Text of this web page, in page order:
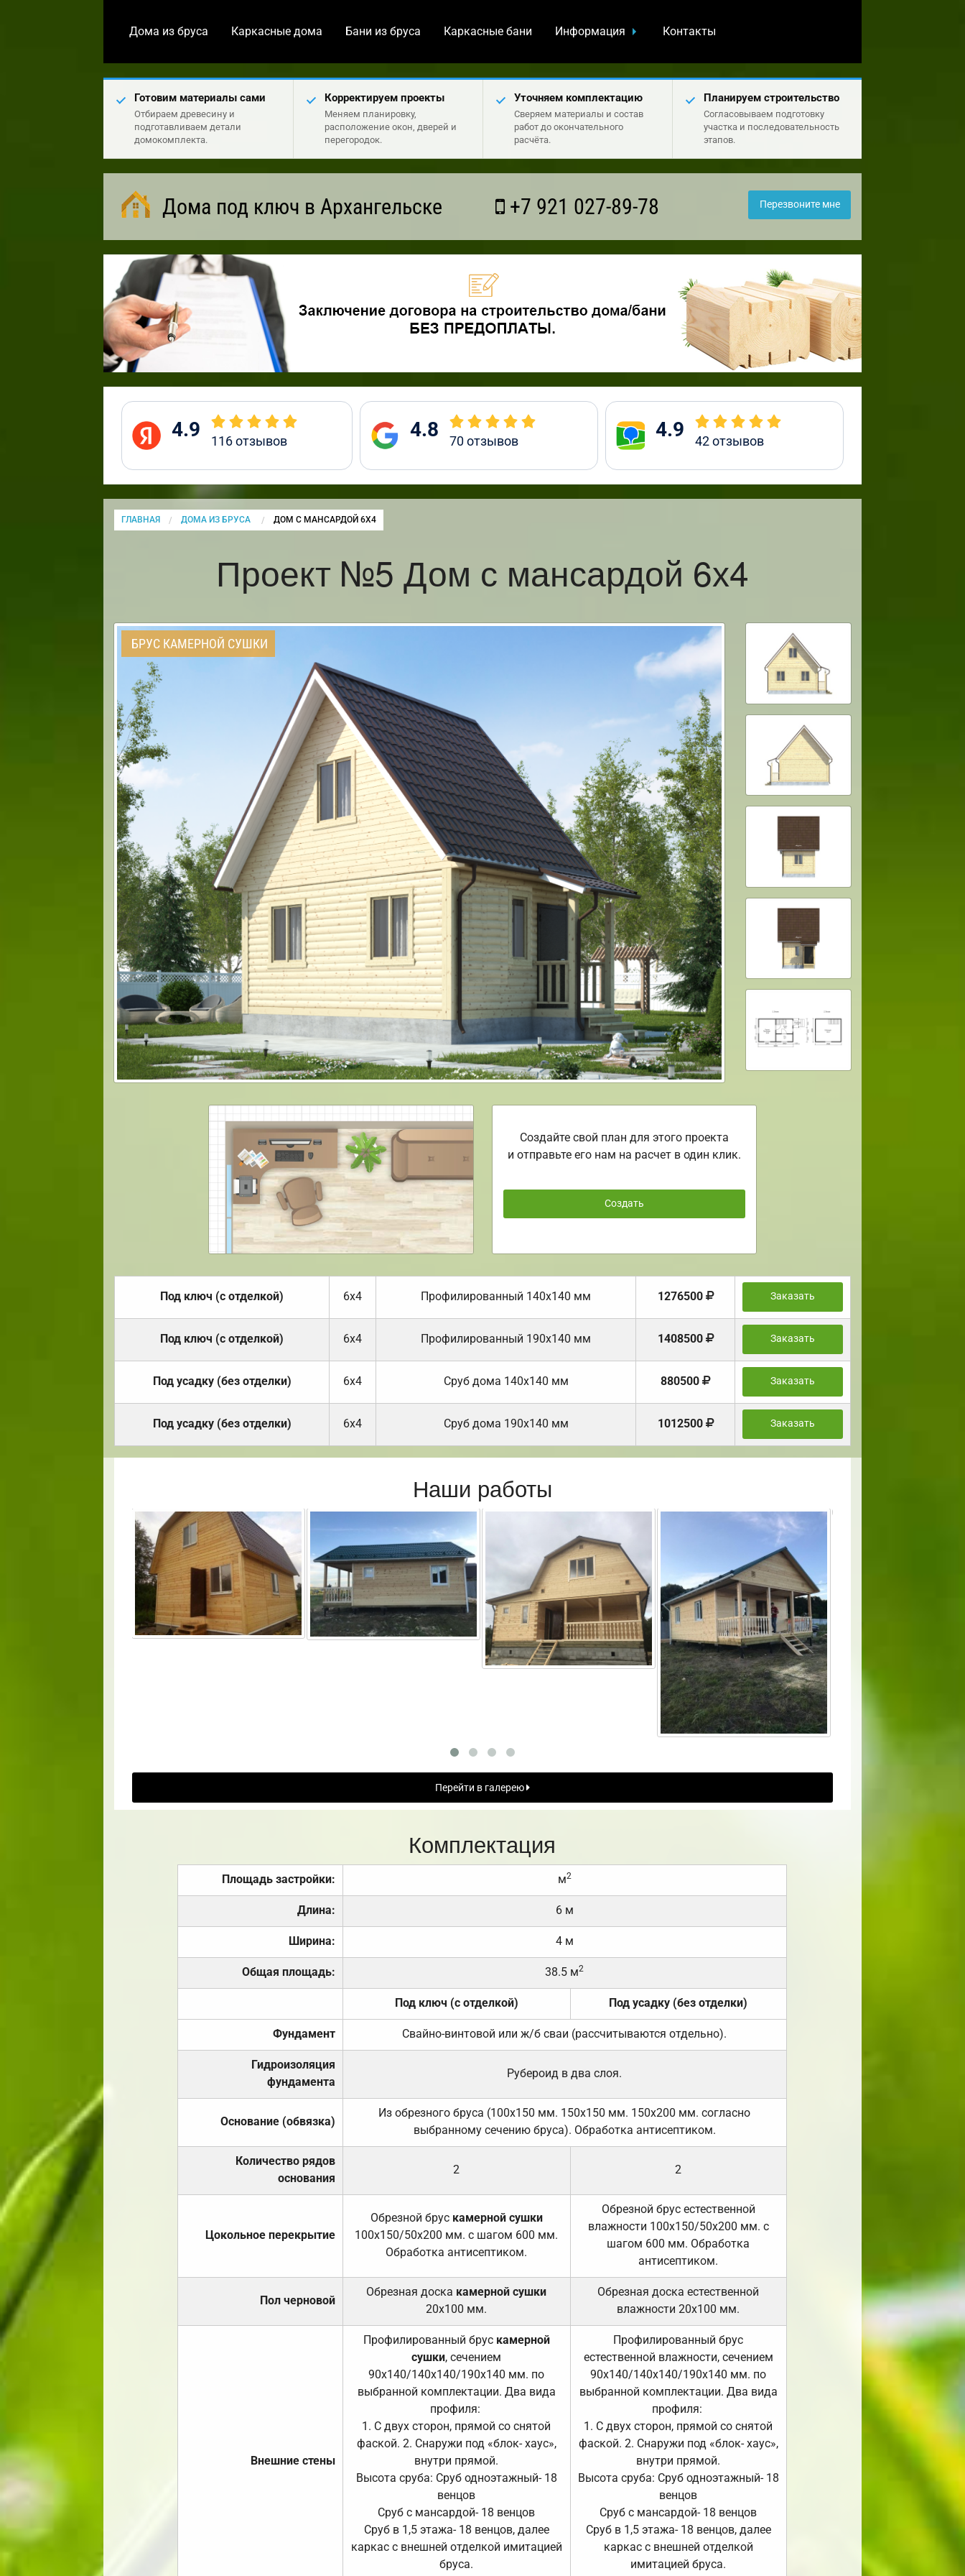
Дома из бруса Каркасные дома Бани из бруса Каркасные бани Информация Контакты
Готовим материалы сами
Отбираем древесину и
подготавливаем детали
домокомплекта.
Корректируем проекты
Меняем планировку,
расположение окон, дверей и
перегородок.
Уточняем комплектацию
Сверяем материалы и состав
работ до окончательного
расчёта.
Планируем строительство
Согласовываем подготовку
участка и последовательность
этапов.
Дома под ключ в Архангельске +7 921 027-89-78 Перезвоните мне
4.9 116отзывов 4.8 70отзывов 4.9 42отзывов
ГЛАВНАЯ ДОМА ИЗ БРУСА CURRENT:
ДОМ С МАНСАРДОЙ 6Х4
Проект №5 Дом с мансардой 6х4
БРУС КАМЕРНОЙ СУШКИ
Создайте свой план для этого проекта
и отправьте его нам на расчет в один клик.
Создать
Под ключ (с отделкой) 6х4 Профилированный 140х140 мм 1276500 Заказать
Под ключ (с отделкой) 6х4 Профилированный 190х140 мм 1408500 Заказать
Под усадку (без отделки) 6х4 Cруб дома 140х140 мм 880500 Заказать
Под усадку (без отделки) 6х4 Cруб дома 190х140 мм 1012500 Заказать
Наши работы
Перейти в галерею
Комплектация
Площадь застройки: м2
Длина: 6 м
Ширина: 4 м
Общая площадь: 38.5 м2
Под ключ (с отделкой) Под усадку (без отделки)
Фундамент Свайно-винтовой или ж/б сваи (рассчитываются отдельно).
Гидроизоляция
фундамента
Рубероид в два слоя.
Основание (обвязка)
Из обрезного бруса (100х150 мм. 150х150 мм. 150х200 мм. согласно
выбранному сечению бруса). Обработка антисептиком.
Количество рядов
основания
2 2
Цокольное перекрытие
Обрезной брус камерной сушки
100х150/50х200 мм. с шагом 600 мм.
Обработка антисептиком.
Обрезной брус естественной
влажности 100х150/50х200 мм. с
шагом 600 мм. Обработка
антисептиком.
Пол черновой
Обрезная доска камерной сушки
20х100 мм.
Обрезная доска естественной
влажности 20х100 мм.
Внешние стены
Профилированный брус камерной
сушки, сечением
90х140/140х140/190х140 мм. по
выбранной комплектации. Два вида
профиля:
1. С двух сторон, прямой со снятой
фаской. 2. Снаружи под «блок- хаус»,
внутри прямой.
Высота сруба: Сруб одноэтажный- 18
венцов
Сруб с мансардой- 18 венцов
Сруб в 1,5 этажа- 18 венцов, далее
каркас с внешней отделкой имитацией
бруса.
Профилированный брус
естественной влажности, сечением
90х140/140х140/190х140 мм. по
выбранной комплектации. Два вида
профиля:
1. С двух сторон, прямой со снятой
фаской. 2. Снаружи под «блок- хаус»,
внутри прямой.
Высота сруба: Сруб одноэтажный- 18
венцов
Сруб с мансардой- 18 венцов
Сруб в 1,5 этажа- 18 венцов, далее
каркас с внешней отделкой
имитацией бруса.